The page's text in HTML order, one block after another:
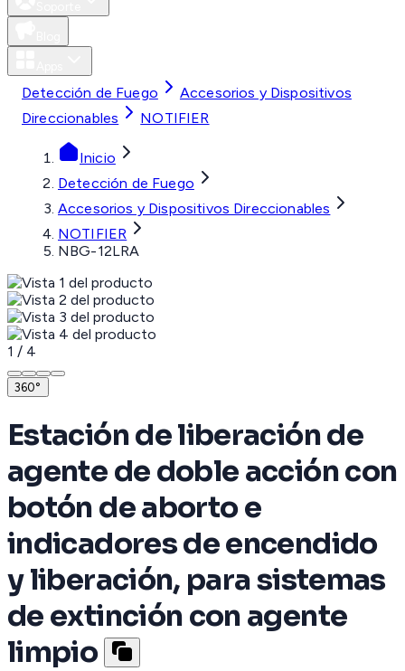
Detección de Fuego
Accesorios y Dispositivos
Direccionables
NOTIFIER
Inicio
Detección de Fuego
Accesorios y Dispositivos Direccionables
NOTIFIER
NBG-12LRA
1 / 4
360°
Estación de liberación de
agente de doble acción con
botón de aborto e
indicadores de encendido
y liberación, para sistemas
de extinción con agente
limpio